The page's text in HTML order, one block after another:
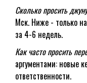
Сколько просить
Мск. Ниже - только
за 4-6 недель.
Как часто просить
аргументами: новые
ответственности.